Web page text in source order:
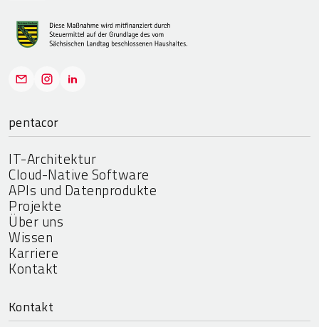
pentacor
IT-Architektur
Cloud-Native Software
APIs und Datenprodukte
Projekte
Über uns
Wissen
Karriere
Kontakt
Kontakt